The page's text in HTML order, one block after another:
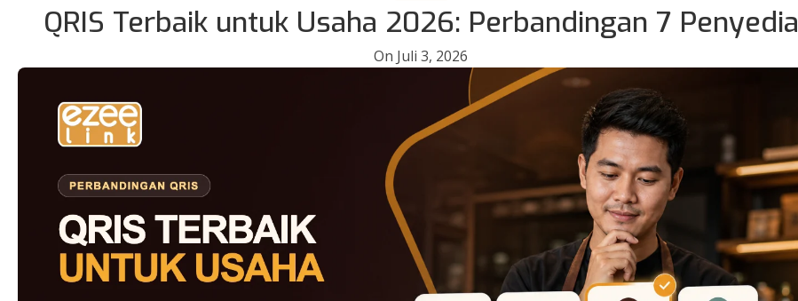
QRIS Terbaik untuk Usaha 2026: Perbandingan 7 Penyedia
On Juli 3, 2026